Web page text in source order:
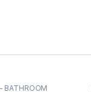
BATHROOM